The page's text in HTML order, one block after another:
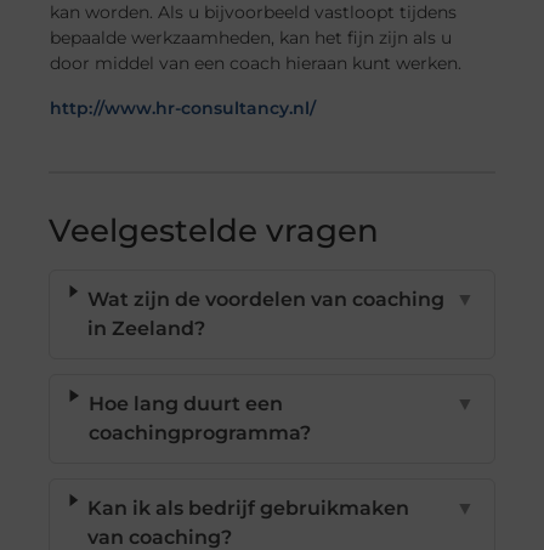
kan worden. Als u bijvoorbeeld vastloopt tijdens
bepaalde werkzaamheden, kan het fijn zijn als u
door middel van een coach hieraan kunt werken.
http://www.hr-consultancy.nl/
Veelgestelde vragen
Wat zijn de voordelen van coaching
in Zeeland?
▼
Hoe lang duurt een
coachingprogramma?
▼
Kan ik als bedrijf gebruikmaken
van coaching?
▼